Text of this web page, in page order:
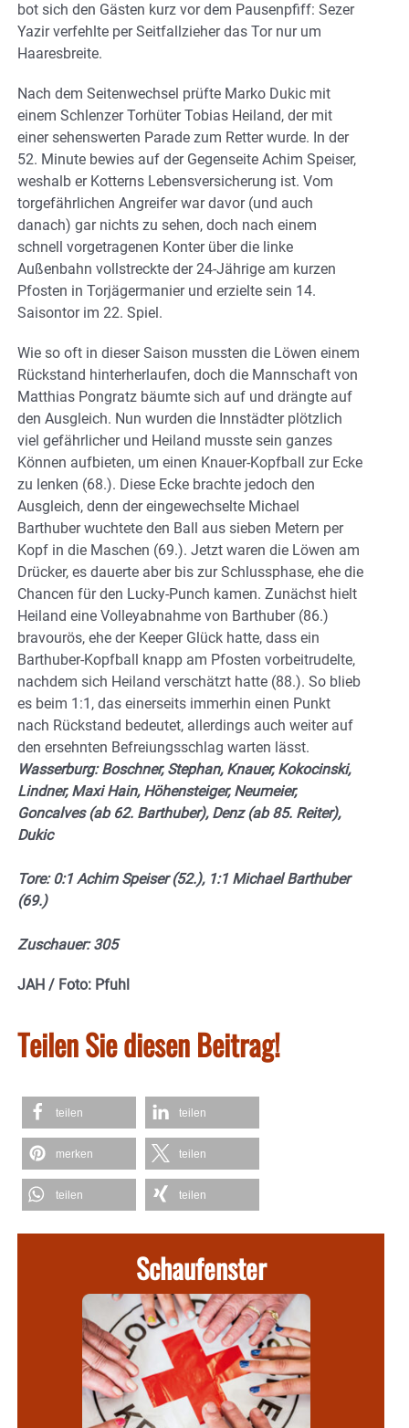
bot sich den Gästen kurz vor dem Pausenpfiff: Sezer
Yazir verfehlte per Seitfallzieher das Tor nur um
Haaresbreite.
Nach dem Seitenwechsel prüfte Marko Dukic mit
einem Schlenzer Torhüter Tobias Heiland, der mit
einer sehenswerten Parade zum Retter wurde. In der
52. Minute bewies auf der Gegenseite Achim Speiser,
weshalb er Kotterns Lebensversicherung ist. Vom
torgefährlichen Angreifer war davor (und auch
danach) gar nichts zu sehen, doch nach einem
schnell vorgetragenen Konter über die linke
Außenbahn vollstreckte der 24-Jährige am kurzen
Pfosten in Torjägermanier und erzielte sein 14.
Saisontor im 22. Spiel.
Wie so oft in dieser Saison mussten die Löwen einem
Rückstand hinterherlaufen, doch die Mannschaft von
Matthias Pongratz bäumte sich auf und drängte auf
den Ausgleich. Nun wurden die Innstädter plötzlich
viel gefährlicher und Heiland musste sein ganzes
Können aufbieten, um einen Knauer-Kopfball zur Ecke
zu lenken (68.). Diese Ecke brachte jedoch den
Ausgleich, denn der eingewechselte Michael
Barthuber wuchtete den Ball aus sieben Metern per
Kopf in die Maschen (69.). Jetzt waren die Löwen am
Drücker, es dauerte aber bis zur Schlussphase, ehe die
Chancen für den Lucky-Punch kamen. Zunächst hielt
Heiland eine Volleyabnahme von Barthuber (86.)
bravourös, ehe der Keeper Glück hatte, dass ein
Barthuber-Kopfball knapp am Pfosten vorbeitrudelte,
nachdem sich Heiland verschätzt hatte (88.). So blieb
es beim 1:1, das einerseits immerhin einen Punkt
nach Rückstand bedeutet, allerdings auch weiter auf
den ersehnten Befreiungsschlag warten lässt.
Wasserburg: Boschner, Stephan, Knauer, Kokocinski,
Lindner, Maxi Hain, Höhensteiger, Neumeier,
Goncalves (ab 62. Barthuber), Denz (ab 85. Reiter),
Dukic
Tore: 0:1 Achim Speiser (52.), 1:1 Michael Barthuber
(69.)
Zuschauer: 305
JAH / Foto: Pfuhl
Teilen Sie diesen Beitrag!
teilen teilen
merken teilen
teilen teilen
Schaufenster